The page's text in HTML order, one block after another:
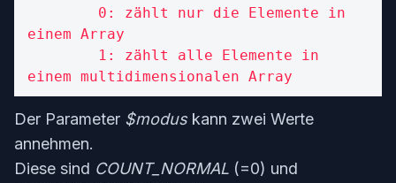
einem Array
einem multidimensionalen Array
Der Parameter $moduskann zwei Werte
annehmen.
Diese sind COUNT_NORMAL (=0) und